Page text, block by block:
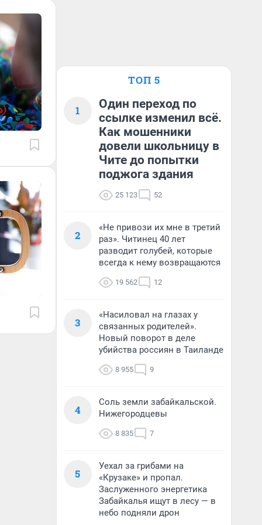
ТОП 5
1
Один переход по
ссылке изменил всё.
Как мошенники
довели школьницу в
Чите до попытки
поджога здания
25 123 52
2
«Не привози их мне в третий
раз». Читинец 40 лет
разводит голубей, которые
всегда к нему возвращаются
19 562 12
3
«Насиловал на глазах у
связанных родителей».
Новый поворот в деле
убийства россиян в Таиланде
8 955 9
4
Соль земли забайкальской.
Нижегородцевы
8 835 7
5
Уехал за грибами на
«Крузаке» и пропал.
Заслуженного энергетика
Забайкалья ищут в лесу — в
небо подняли дрон